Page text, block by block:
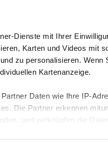
Dienste mit Ihrer
Karten und Videos mit
zu personalisieren. Wenn
Kartenanzeige.
Daten wie Ihre IP-
Die Partner erkennen
und verknüpfen die Daten
Vielfalt